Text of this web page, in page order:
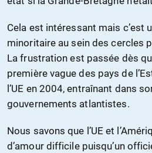
Cela est intéressant mais c’est
minoritaire au sein des cercles
La frustration est passée dès
première vague des pays de
l’UE en 2004, entraînant dans
gouvernements atlantistes.
Nous savons que l’UE et
d’amour difficile puisqu’un